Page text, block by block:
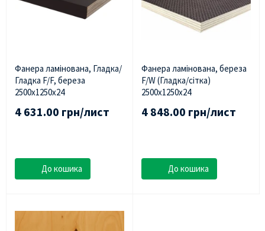
Фанера ламінована, Гладка/
Гладка F/F, береза
2500х1250х24
4 631.00 грн/лист
До кошика
Фанера ламінована, береза
F/W (Гладка/сітка)
2500х1250х24
4 848.00 грн/лист
До кошика